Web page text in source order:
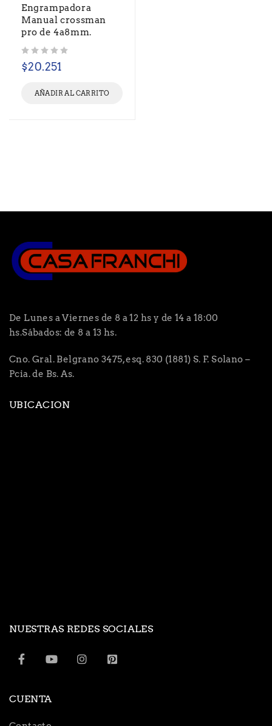
Engrampadora
Manual crossman
pro de 4a8mm.
$20.251
AÑADIR AL CARRITO
De Lunes a Viernes de 8 a 12 hs y de 14 a 18:00
hs.Sábados: de 8 a 13 hs.
Cno. Gral. Belgrano 3475, esq. 830 (1881) S. F. Solano –
Pcia. de Bs. As.
UBICACION
NUESTRAS REDES SOCIALES
CUENTA